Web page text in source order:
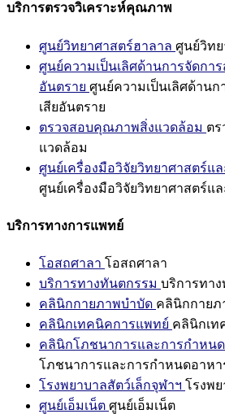
บริการตรวจวิเคราะห์คุณภาพ
ศูนย์วิทยาศาสตร์ฮาลาล ศูนย์วิท
ศูนย์ความเป็นเลิศด้านการจัดการ
อันตราย ศูนย์ความเป็นเลิศด้านก
เสียอันตราย
ตรวจสอบคุณภาพสิ่งแวดล้อม ต
แวดล้อม
ศูนย์เครื่องมือวิจัยวิทยาศาสตร์แล
ศูนย์เครื่องมือวิจัยวิทยาศาสตร์แล
บริการทางการแพทย์
โอสถศาลา โอสถศาลา
บริการทางทันตกรรม บริการทา
คลินิกกายภาพบำบัด คลินิกกายภ
คลินิกเทคนิคการแพทย์ คลินิกเท
คลินิกโภชนาการและการกำหน
โภชนาการและการกำหนดอาหา
โรงพยาบาลสัตว์เล็กจุฬาฯ โรงพ
ศูนย์เอ็มเน็ต ศูนย์เอ็มเน็ต